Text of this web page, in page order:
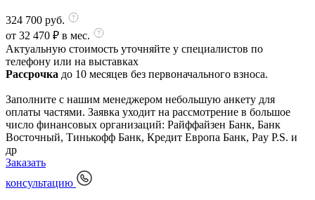
324 700 руб.
от 32 470 ₽ в мес.
Актуальную стоимость уточняйте у специалистов по
телефону или на выставках
Рассрочка до 10 месяцев без первоначального взноса.
Заполните с нашим менеджером небольшую анкету для
оплаты частями. Заявка уходит на рассмотрение в большое
число финансовых организаций: Райффайзен Банк, Банк
Восточный, Тинькофф Банк, Кредит Европа Банк, Pay P.S. и
др
Заказать
консультацию